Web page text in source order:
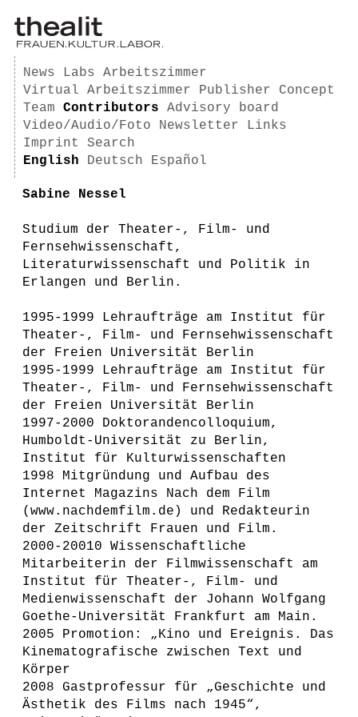
News Labs
Arbeitszimmer
Virtual Arbeitszimmer
Publisher
Concept
Team
Contributors
Advisory board
Video/Audio/Foto
Newsletter
Links
Imprint
Search
English
Deutsch Español
Sabine Nessel
Studium der Theater-, Film- und
Fernsehwissenschaft,
Literaturwissenschaft und Politik in
Erlangen und Berlin.
1995-1999 Lehraufträge am Institut für
Theater-, Film- und Fernsehwissenschaft
der Freien Universität Berlin
1995-1999 Lehraufträge am Institut für
Theater-, Film- und Fernsehwissenschaft
der Freien Universität Berlin
1997-2000 Doktorandencolloquium,
Humboldt-Universität zu Berlin,
Institut für Kulturwissenschaften
1998 Mitgründung und Aufbau des
Internet Magazins Nach dem Film
(www.nachdemfilm.de) und Redakteurin
der Zeitschrift Frauen und Film.
2000-20010 Wissenschaftliche
Mitarbeiterin der Filmwissenschaft am
Institut für Theater-, Film- und
Medienwissenschaft der Johann Wolfgang
Goethe-Universität Frankfurt am Main.
2005 Promotion: „Kino und Ereignis. Das
Kinematografische zwischen Text und
Körper
2008 Gastprofessur für „Geschichte und
Ästhetik des Films nach 1945“,